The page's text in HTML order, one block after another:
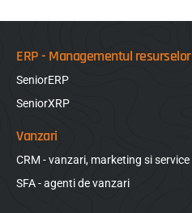
ERP - Managementul resurselor
SeniorERP
SeniorXRP
Vanzari
CRM - vanzari, marketing si service
SFA - agenti de vanzari